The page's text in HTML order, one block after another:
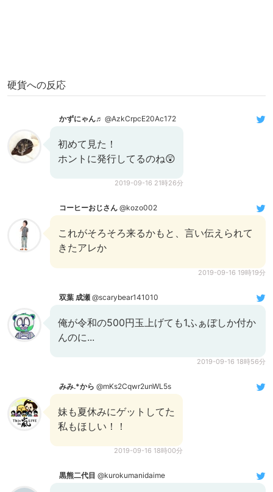
硬貨への反応
かずにゃん♬ @AzkCrpcE20Ac172
初めて見た！
ホントに発行してるのね😲
2019-09-16 21時26分
コーヒーおじさん @kozo002
これがそろそろ来るかもと、言い伝えられて
きたアレか
2019-09-16 19時19分
双葉 成瀬 @scarybear141010
俺が令和の500円玉上げても1ふぁぼしか付か
んのに...
2019-09-16 18時56分
みみ.*から @mKs2Cqwr2unWL5s
妹も夏休みにゲットしてた
私もほしい！！
2019-09-16 18時00分
黒熊二代目 @kurokumanidaime